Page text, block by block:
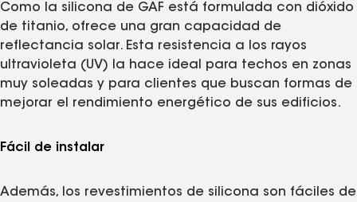
Como la silicona de GAF está formulada con dióxido
de titanio, ofrece una gran capacidad de
reflectancia solar. Esta resistencia a los rayos
ultravioleta (UV) la hace ideal para techos en zonas
muy soleadas y para clientes que buscan formas de
mejorar el rendimiento energético de sus edificios.
Fácil de instalar
Además, los revestimientos de silicona son fáciles de